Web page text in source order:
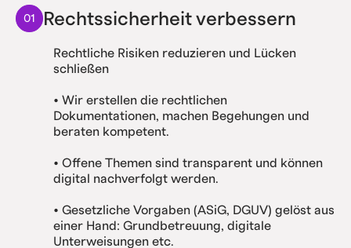
01 Rechtssicherheit verbessern
Rechtliche Risiken reduzieren und Lücken
schließen
• Wir erstellen die rechtlichen
Dokumentationen, machen Begehungen und
beraten kompetent.
• Offene Themen sind transparent und können
digital nachverfolgt werden.
• Gesetzliche Vorgaben (ASiG, DGUV) gelöst aus
einer Hand: Grundbetreuung, digitale
Unterweisungen etc.